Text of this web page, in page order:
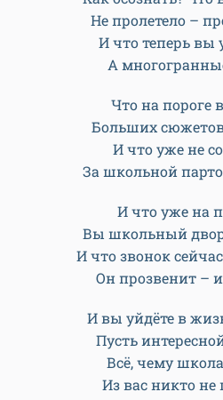
Фото: Булатов Алексей
***
Как осознать?
Ещё вы
Родители вас
Как осознать? Что
Не пролетело –
А
Что на пороге
Больших